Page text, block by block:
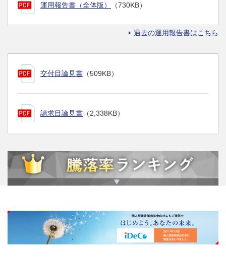
運用報告書（全体版） （730KB）
過去の運用報告書はこちら
交付目論見書 （509KB）
請求目論見書 （2,338KB）